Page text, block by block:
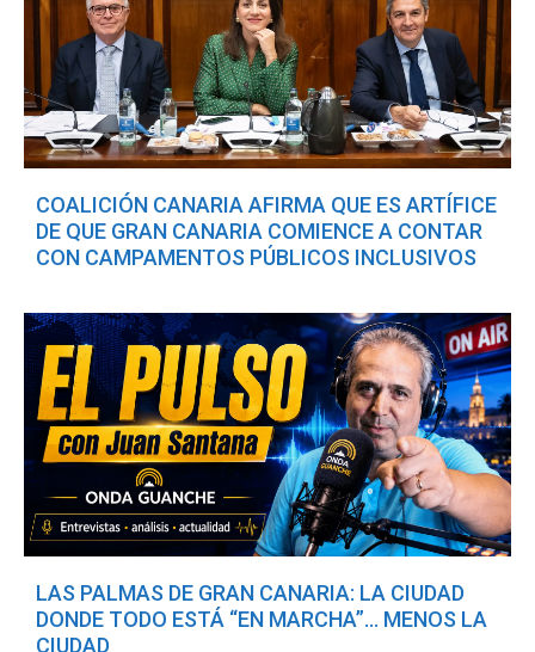
COALICIÓN CANARIA AFIRMA QUE ES ARTÍFICE
DE QUE GRAN CANARIA COMIENCE A CONTAR
CON CAMPAMENTOS PÚBLICOS INCLUSIVOS
LAS PALMAS DE GRAN CANARIA: LA CIUDAD
DONDE TODO ESTÁ “EN MARCHA”… MENOS LA
CIUDAD